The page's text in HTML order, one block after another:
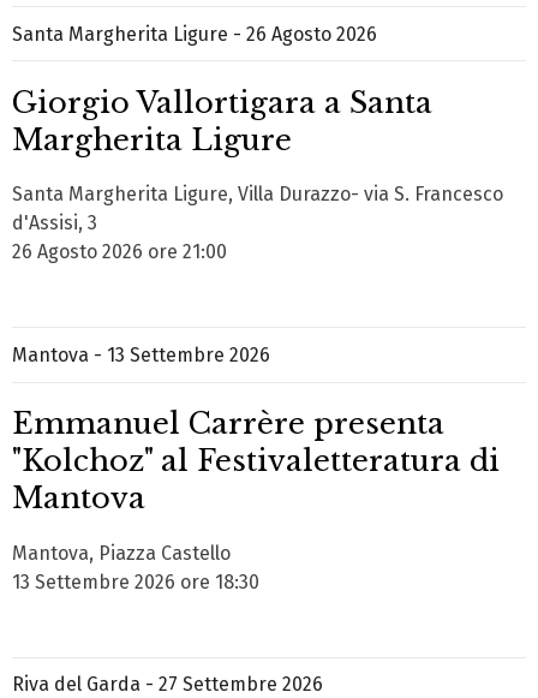
Santa Margherita Ligure - 26 Agosto 2026
Giorgio Vallortigara a Santa
Margherita Ligure
Santa Margherita Ligure, Villa Durazzo- via S. Francesco
d'Assisi, 3
26 Agosto 2026 ore 21:00
Mantova - 13 Settembre 2026
Emmanuel Carrère presenta
"Kolchoz" al Festivaletteratura di
Mantova
Mantova, Piazza Castello
13 Settembre 2026 ore 18:30
Riva del Garda - 27 Settembre 2026